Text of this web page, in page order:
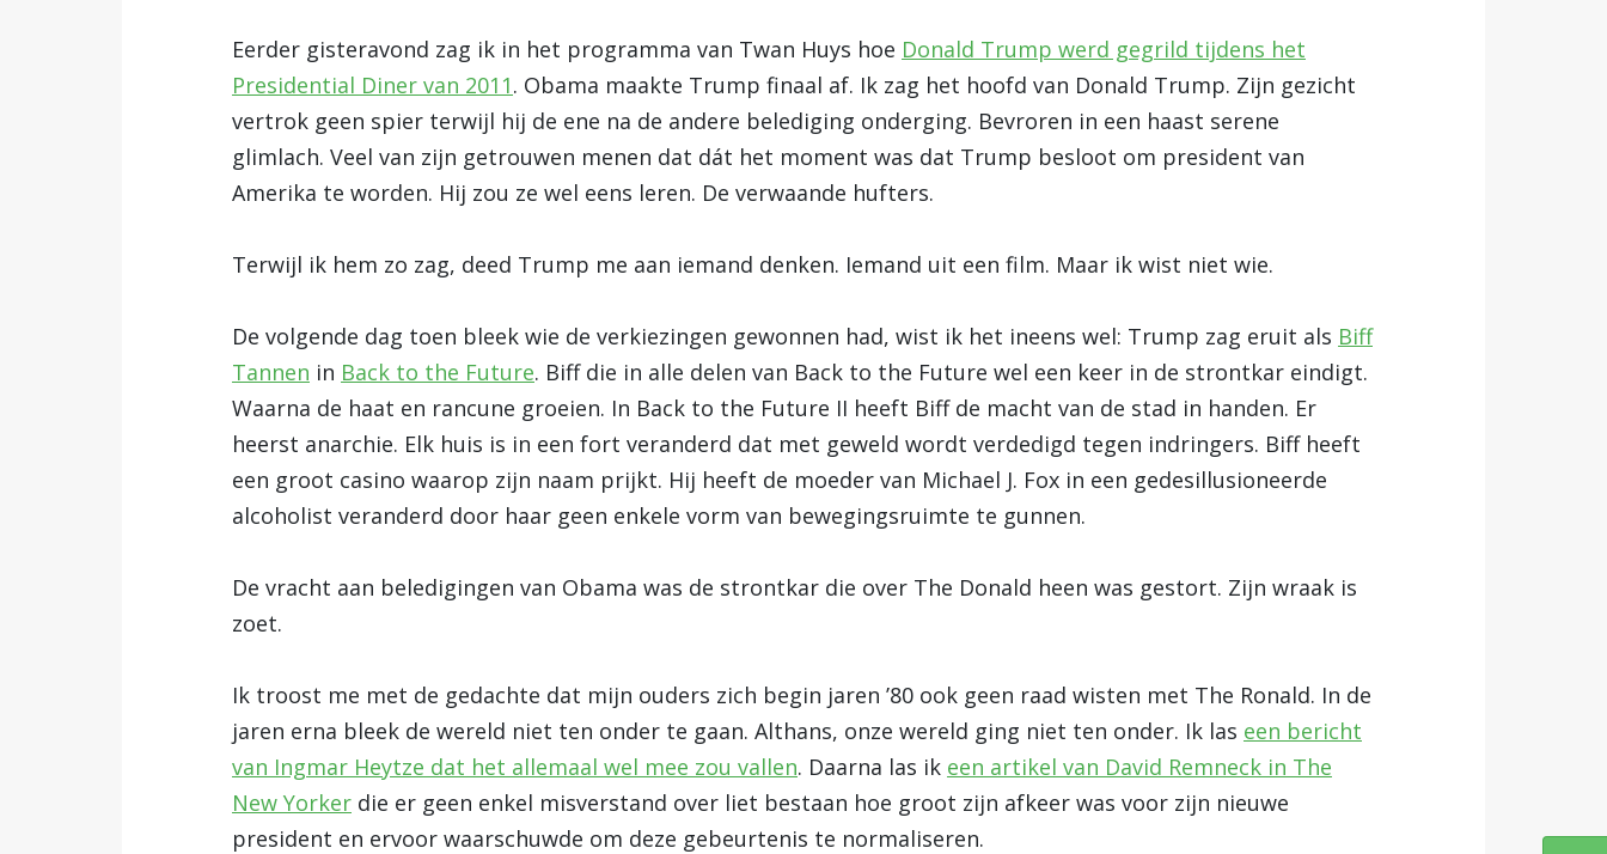
Eerder gisteravond zag ik in het programma van Twan Huys hoe Donald Trump werd gegrild tijdens het
Presidential Diner van 2011. Obama maakte Trump finaal af. Ik zag het hoofd van Donald Trump. Zijn gezicht
vertrok geen spier terwijl hij de ene na de andere belediging onderging. Bevroren in een haast serene
glimlach. Veel van zijn getrouwen menen dat dát het moment was dat Trump besloot om president van
Amerika te worden. Hij zou ze wel eens leren. De verwaande hufters.
Terwijl ik hem zo zag, deed Trump me aan iemand denken. Iemand uit een film. Maar ik wist niet wie.
De volgende dag toen bleek wie de verkiezingen gewonnen had, wist ik het ineens wel: Trump zag eruit als Biff
Tannen in Back to the Future. Biff die in alle delen van Back to the Future wel een keer in de strontkar eindigt.
Waarna de haat en rancune groeien. In Back to the Future II heeft Biff de macht van de stad in handen. Er
heerst anarchie. Elk huis is in een fort veranderd dat met geweld wordt verdedigd tegen indringers. Biff heeft
een groot casino waarop zijn naam prijkt. Hij heeft de moeder van Michael J. Fox in een gedesillusioneerde
alcoholist veranderd door haar geen enkele vorm van bewegingsruimte te gunnen.
De vracht aan beledigingen van Obama was de strontkar die over The Donald heen was gestort. Zijn wraak is
zoet.
Ik troost me met de gedachte dat mijn ouders zich begin jaren ’80 ook geen raad wisten met The Ronald. In de
jaren erna bleek de wereld niet ten onder te gaan. Althans, onze wereld ging niet ten onder. Ik las een bericht
van Ingmar Heytze dat het allemaal wel mee zou vallen. Daarna las ik een artikel van David Remneck in The
New Yorker die er geen enkel misverstand over liet bestaan hoe groot zijn afkeer was voor zijn nieuwe
president en ervoor waarschuwde om deze gebeurtenis te normaliseren.